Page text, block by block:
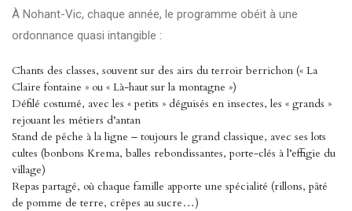
À Nohant-Vic, chaque année, le programme obéit à une
ordonnance quasi intangible :
Chants des classes, souvent sur des airs du terroir berrichon (« La
Claire fontaine » ou « Là-haut sur la montagne »)
Défilé costumé, avec les « petits » déguisés en insectes, les « grands »
rejouant les métiers d’antan
Stand de pêche à la ligne – toujours le grand classique, avec ses lots
cultes (bonbons Krema, balles rebondissantes, porte-clés à l’effigie du
village)
Repas partagé, où chaque famille apporte une spécialité (rillons, pâté
de pomme de terre, crêpes au sucre…)